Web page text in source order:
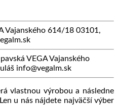
Vajanského 614/18 03101,
VEGA Vajanského
info@vegalm.sk
vlastnou výrobou a následne
u nás nájdete najväčší výber